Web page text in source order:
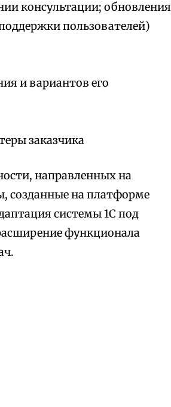
консультации; обновления
пользователей)
и вариантов его
заказчика
направленных на
созданные на платформе
системы 1С под
функционала